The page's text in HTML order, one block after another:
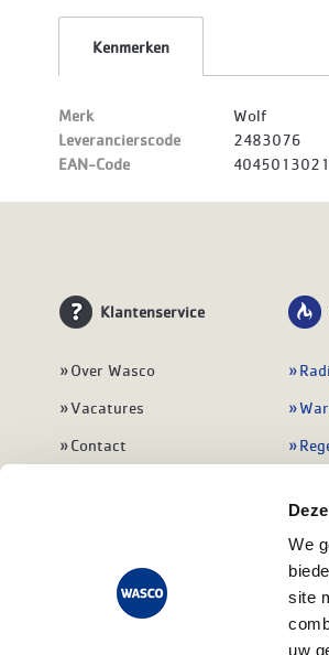
We
site
uw
Kenmerken
Merk
Wolf
Leverancierscode
2483076
EAN-Code
Klantenservice
Over Wasco
Vacatures
Contact
Veelgestelde vragen